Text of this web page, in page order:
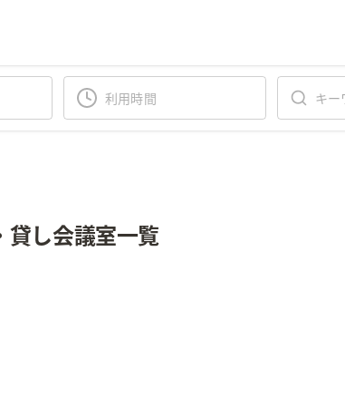
貸し会議室一覧